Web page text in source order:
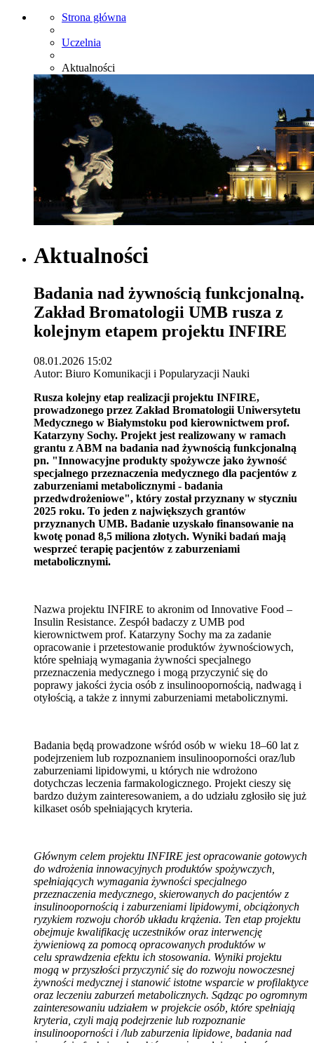
Strona główna
Uczelnia
Aktualności
Aktualności
Badania nad żywnością funkcjonalną.
Zakład Bromatologii UMB rusza z
kolejnym etapem projektu INFIRE
08.01.2026 15:02
Autor: Biuro Komunikacji i Popularyzacji Nauki
Rusza kolejny etap realizacji projektu INFIRE,
prowadzonego przez Zakład Bromatologii Uniwersytetu
Medycznego w Białymstoku pod kierownictwem prof.
Katarzyny Sochy. Projekt jest realizowany w ramach
grantu z ABM na badania nad żywnością funkcjonalną
pn. "Innowacyjne produkty spożywcze jako żywność
specjalnego przeznaczenia medycznego dla pacjentów z
zaburzeniami metabolicznymi - badania
przedwdrożeniowe", który został przyznany w styczniu
2025 roku. To jeden z największych grantów
przyznanych UMB. Badanie uzyskało finansowanie na
kwotę ponad 8,5 miliona złotych. Wyniki badań mają
wesprzeć terapię pacjentów z zaburzeniami
metabolicznymi.
Nazwa projektu INFIRE to akronim od Innovative Food –
Insulin Resistance. Zespół badaczy z UMB pod
kierownictwem prof. Katarzyny Sochy ma za zadanie
opracowanie i przetestowanie produktów żywnościowych,
które spełniają wymagania żywności specjalnego
przeznaczenia medycznego i mogą przyczynić się do
poprawy jakości życia osób z insulinoopornością, nadwagą i
otyłością, a także z innymi zaburzeniami metabolicznymi.
Badania będą prowadzone wśród osób w wieku 18–60 lat z
podejrzeniem lub rozpoznaniem insulinooporności oraz/lub
zaburzeniami lipidowymi, u których nie wdrożono
dotychczas leczenia farmakologicznego. Projekt cieszy się
bardzo dużym zainteresowaniem, a do udziału zgłosiło się już
kilkaset osób spełniających kryteria.
Głównym celem projektu INFIRE jest opracowanie gotowych
do wdrożenia innowacyjnych produktów spożywczych,
spełniających wymagania żywności specjalnego
przeznaczenia medycznego, skierowanych do pacjentów z
insulinoopornością i zaburzeniami lipidowymi, obciążonych
ryzykiem rozwoju chorób układu krążenia. Ten etap projektu
obejmuje kwalifikację uczestników oraz interwencję
żywieniową za pomocą opracowanych produktów w
celu sprawdzenia efektu ich stosowania. Wyniki projektu
mogą w przyszłości przyczynić się do rozwoju nowoczesnej
żywności medycznej i stanowić istotne wsparcie w profilaktyce
oraz leczeniu zaburzeń metabolicznych. Sądząc po ogromnym
zainteresowaniu udziałem w projekcie osób, które spełniają
kryteria, czyli mają podejrzenie lub rozpoznanie
insulinooporności i /lub zaburzenia lipidowe, badania nad